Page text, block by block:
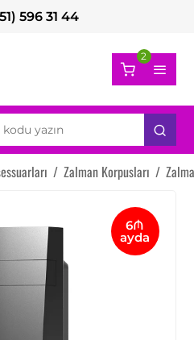
596 31 44
2
/ Zalman Korpusları /
6₼
ayda